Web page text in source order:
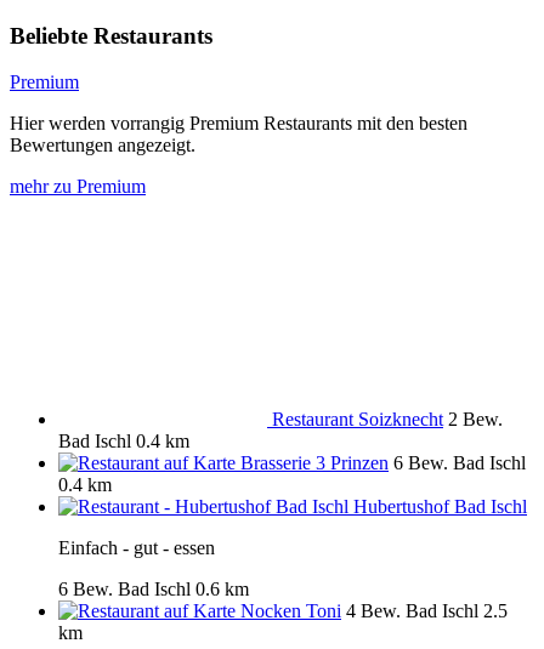
Beliebte Restaurants
Premium
Hier werden vorrangig Premium Restaurants mit den besten
Bewertungen angezeigt.
mehr zu Premium
Restaurant Soizknecht 2 Bew.
Bad Ischl 0.4 km
Brasserie 3 Prinzen 6 Bew. Bad Ischl
0.4 km
Hubertushof Bad Ischl
Einfach - gut - essen
6 Bew. Bad Ischl 0.6 km
Nocken Toni 4 Bew. Bad Ischl 2.5
km